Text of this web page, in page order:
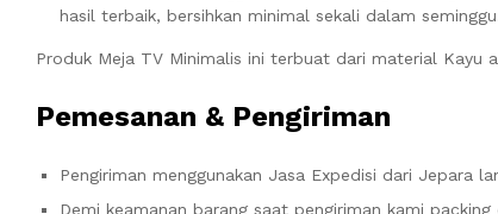
hasil terbaik, bersihkan minimal sekali dalam
Produk Meja TV Minimalis ini terbuat dari material Kayu
Pemesanan & Pengiriman
Pengiriman menggunakan Jasa Expedisi dari Jepara
Demi keamanan barang saat pengiriman kami